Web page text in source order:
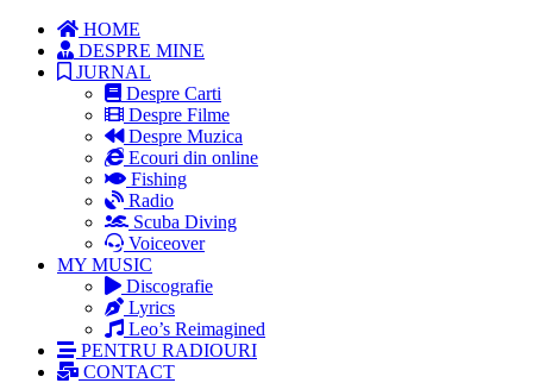
HOME
DESPRE MINE
JURNAL
Despre Carti
Despre Filme
Despre Muzica
Ecouri din online
Fishing
Radio
Scuba Diving
Voiceover
MY MUSIC
Discografie
Lyrics
Leo’s Reimagined
PENTRU RADIOURI
CONTACT